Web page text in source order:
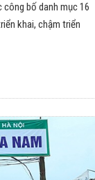
bố danh mục 16
khai, chậm triển